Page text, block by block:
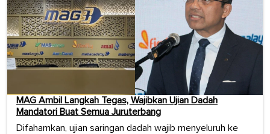
MAG Ambil Langkah Tegas, Wajibkan Ujian Dadah
Mandatori Buat Semua Juruterbang
Difahamkan, ujian saringan dadah wajib menyeluruh ke